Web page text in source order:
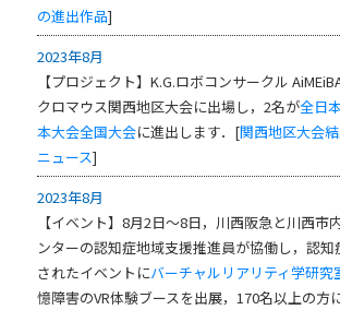
の進出作品]
2023年8月
【プロジェクト】K.G.ロボコンサークル
クロマウス関西地区大会に出場し，2名が全日
本大会全国大会に進出します．[関西地区大会
ニュース]
2023年8月
【イベント】8月2日～8日，川西阪急と川西市
ンターの認知症地域支援推進員が協働し，認
されたイベントにバーチャルリアリティ学研究
憶障害のVR体験ブースを出展，170名以上の方